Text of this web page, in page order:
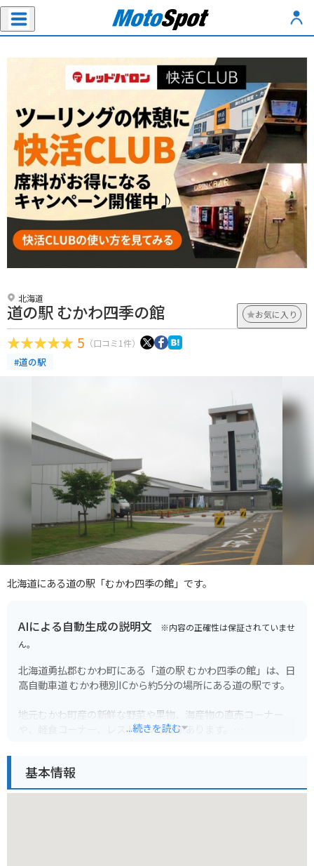
北海道
道の駅 むかわ四季の館 お気に入り
5 （口コミ1件）
#道の駅
北海道にある道の駅「むかわ四季の館」です。
AIによる自動生成の説明文 ※内容の正確性は保証されていませ
ん。
北海道勇払郡むかわ町にある「道の駅 むかわ四季の館」は、日
高自動車道 むかわ穂別ICから約5分の場所にある道の駅です。
地元むかわ町産の新鮮な野菜や果物、海産物の直売コーナー
や、軽食コーナー、レストランなどがあります。
また、隣接する「むかわ町穂別博物館」では、むかわ竜の化石
...続きを読む
基本情報